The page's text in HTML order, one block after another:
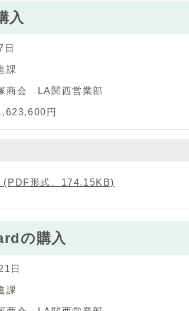
入
課
商会 LA関西営業部
円
(PDF形式、174.15KB)
の購入
日
課